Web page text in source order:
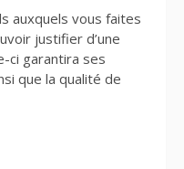
auxquels vous faites
justifier d’une
ci garantira ses
que la qualité de